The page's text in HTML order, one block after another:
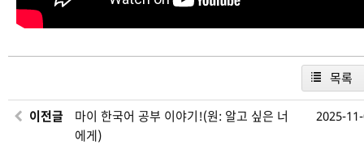
목록
이전글
마이 한국어 공부 이야기!(원: 알고 싶은 너
에게)
2025-